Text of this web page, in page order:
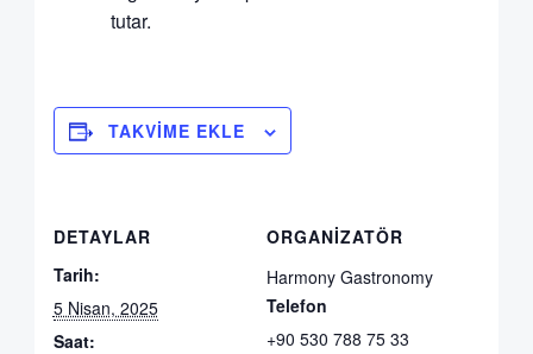
tutar.
TAKVIME EKLE
DETAYLAR
Tarih:
5 Nisan, 2025
Saat:
ORGANIZATÖR
Harmony Gastronomy
Telefon
+90 530 788 75 33